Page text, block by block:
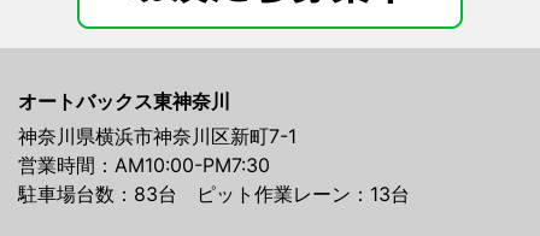
オートバックス東神奈川
神奈川県横浜市神奈川区新町7-1
営業時間：AM10:00-PM7:30
駐車場台数：83台 ピット作業レーン：13台